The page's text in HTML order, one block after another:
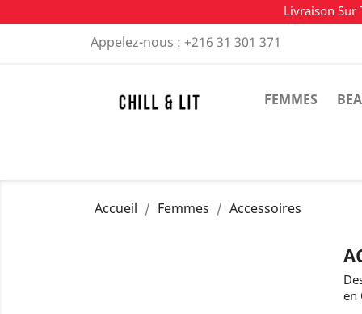
Livraison Sur
Appelez-nous : +216 31 301 371
FEMMES
Accueil Femmes Accessoires
en